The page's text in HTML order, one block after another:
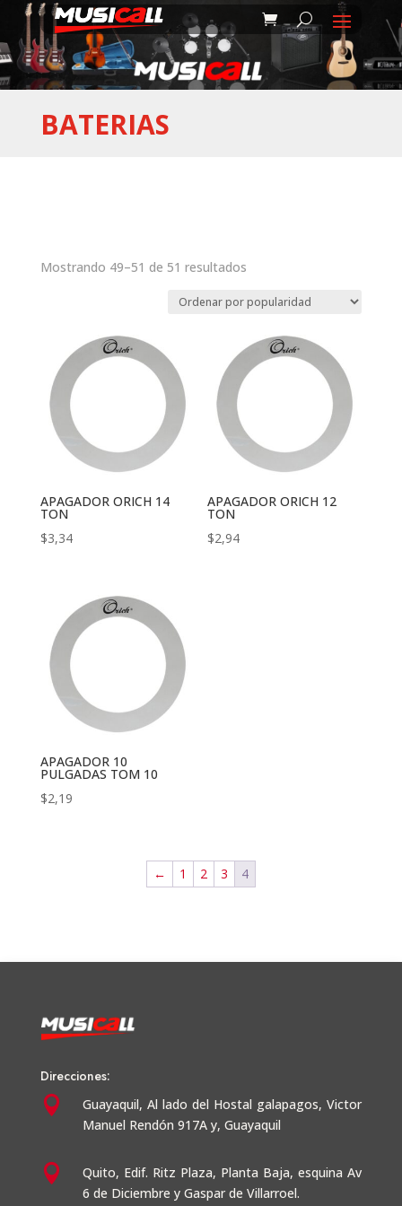
BATERIAS
Mostrando 49–51 de 51 resultadosOrdenado
popularidad
APAGADOR ORICH 14
TON
$3,34
APAGADOR ORICH 12
TON
$2,94
APAGADOR 10
PULGADAS TOM 10
$2,19
← 1 2 3 4
Direcciones:
 Guayaquil, Al lado del Hostal galapagos, Victor
Manuel Rendón 917A y, Guayaquil

Quito, Edif. Ritz Plaza, Planta Baja, esquina Av
6 de Diciembre y Gaspar de Villarroel.